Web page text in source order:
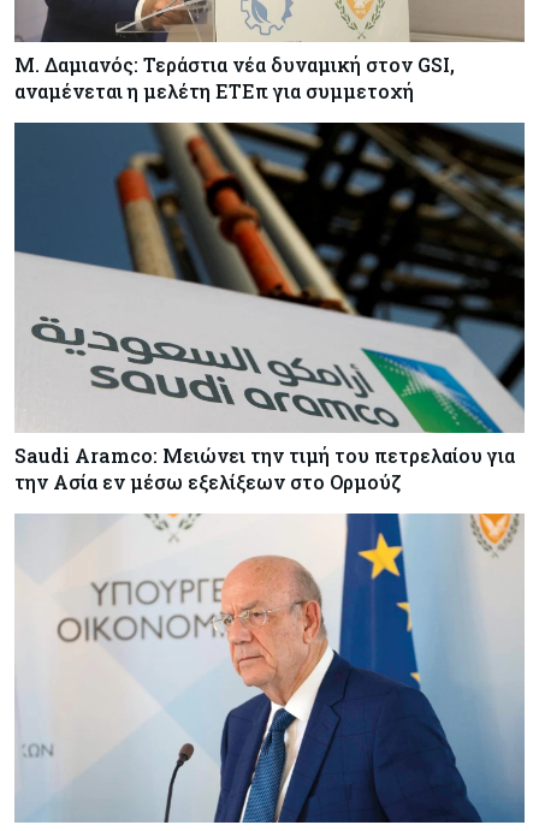
Μ. Δαμιανός: Τεράστια νέα δυναμική στον GSI,
αναμένεται η μελέτη ΕΤΕπ για συμμετοχή
Saudi Aramco: Μειώνει την τιμή του πετρελαίου για
την Ασία εν μέσω εξελίξεων στο Ορμούζ